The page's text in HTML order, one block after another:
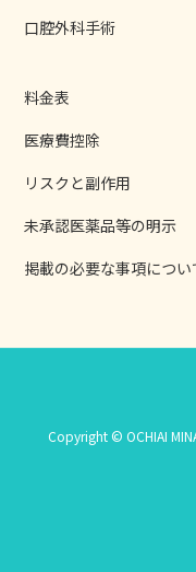
口腔外科手術
料金表
医療費控除
リスクと副作用
未承認医薬品等の明示
掲載の必要な事項につい
Copyright © OCHIAI